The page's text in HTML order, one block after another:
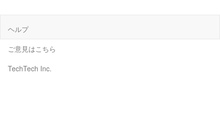
ヘルプ
ご意見はこちら
TechTech Inc.